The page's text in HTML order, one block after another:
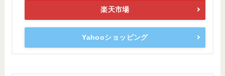
楽天市場
Yahooショッピング